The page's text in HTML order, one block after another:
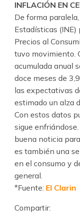
INFLACIÓN EN
De forma
Estadísticas
Precios al
tuvo movimiento.
acumulada anual
doce meses de
las expectativas
estimado un alza
Con estos datos
sigue
buena noticia
es también una
en el consumo y
general.
*Fuente: El Clarin
Compartir: